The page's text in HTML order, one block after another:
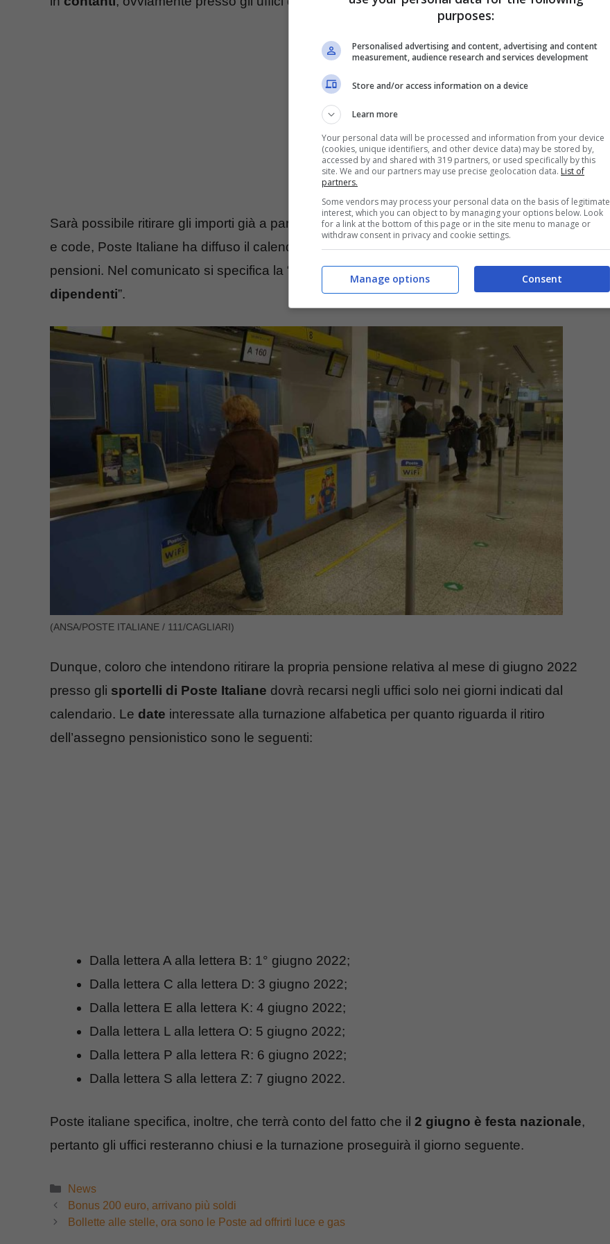
Sarà possibile ritirare gli importi già a partire dal1° giugno 2022. Per evitare assembramenti
e code, Poste Italiane ha diffuso il calendario di turnazione alfabetica per il ritiro delle
pensioni. Nel comunicato si specifica la “
necessità di tutelare la salute di clienti e
dipendenti”.
(ANSA/POSTE ITALIANE / 111/CAGLIARI)
Dunque, coloro che intendono ritirare la propria pensione relativa al mese di giugno 2022
presso gli sportelli di Poste Italiane dovrà recarsi negli uffici solo nei giorni indicati dal
calendario. Le date interessate alla turnazione alfabetica per quanto riguarda il ritiro
dell’assegno pensionistico sono le seguenti:
Dalla lettera A alla lettera B: 1° giugno 2022;
Dalla lettera C alla lettera D: 3 giugno 2022;
Dalla lettera E alla lettera K: 4 giugno 2022;
Dalla lettera L alla lettera O: 5 giugno 2022;
Dalla lettera P alla lettera R: 6 giugno 2022;
Dalla lettera S alla lettera Z: 7 giugno 2022.
Poste italiane specifica, inoltre, che terrà conto del fatto che il 2 giugno è festa nazionale,
pertanto gli uffici resteranno chiusi e la turnazione proseguirà il giorno seguente.
Categorie
News
Bonus 200 euro, arrivano più soldi
Bollette alle stelle, ora sono le Poste ad offrirti luce e gas
purposes:
Personalised advertising and content, advertising and content
measurement, audience research and services development
Store and/or access information on a device
Learn more
Your personal data will be processed and information from your device
(cookies, unique identifiers, and other device data) may be stored by,
accessed by and shared with 319 partners, or used specifically by this
site. We and our partners may use precise geolocation data. List of
partners.
Some vendors may process your personal data on the basis of legitimate
interest, which you can object to by managing your options below. Look
for a link at the bottom of this page or in the site menu to manage or
withdraw consent in privacy and cookie settings.
Consent
Manage options